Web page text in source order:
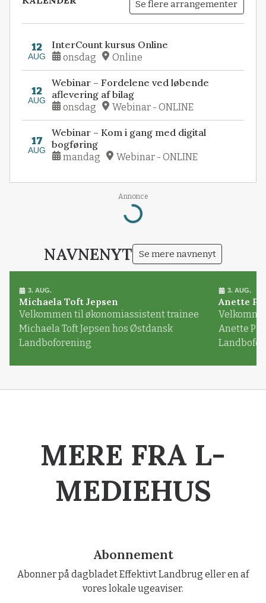
Se flere arrangementer
12
AUG
InterCount kursus Online
onsdag Online
12
AUG
Webinar – Fordelene ved løbende
aflevering af bilag
onsdag Webinar - ONLINE
17
AUG
Webinar – Kom i gang med digital
bogføring
mandag Webinar - ONLINE
Annonce
Loading...
NAVNENYT Se mere navnenyt
3. AUG.
Michaela Toft Jepsen
Velkommen til økonomiassistent trainee
Michaela Toft Jepsen hos Østdansk
Landboforening
3. AUG.
Anette
Anette
MERE FRA L-
MEDIEHUS
Abonnement
Abonner på dagbladet Effektivt Landbrug eller en af
vores lokale ugeaviser.